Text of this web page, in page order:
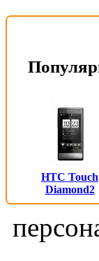
HTC Touch
Diamond2